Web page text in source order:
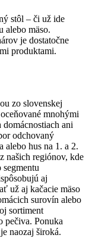
stôl – či už ide
alebo mäso.
je dostatočne
produktami.
zo slovenskej
mnohými
ani
odchovaný
hus na 1. a 2.
našich regiónov, kde
aj
už aj kačacie mäso
surovín alebo
sortiment
pečiva. Ponuka
naozaj široká.